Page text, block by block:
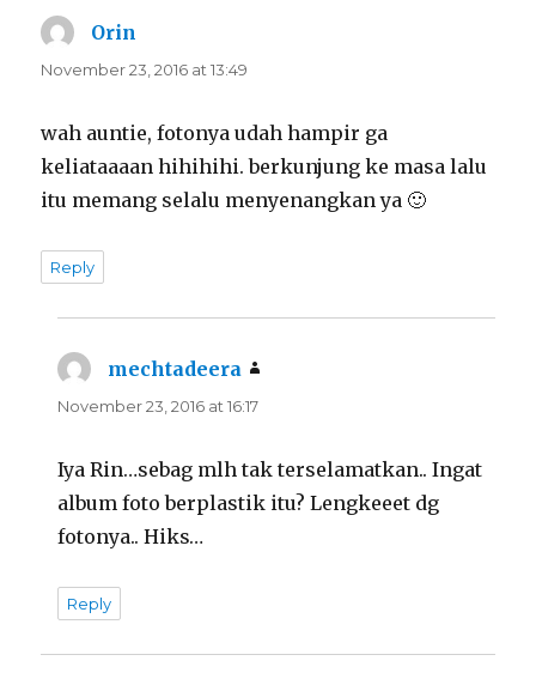
Orin
November 23, 2016 at 13:49
wah auntie, fotonya udah hampir ga
keliataaaan hihihihi. berkunjung ke masa lalu
itu memang selalu menyenangkan ya 🙂
Reply
mechtadeera
November 23, 2016 at 16:17
Iya Rin…sebag mlh tak terselamatkan.. Ingat
album foto berplastik itu? Lengkeeet dg
fotonya.. Hiks…
Reply